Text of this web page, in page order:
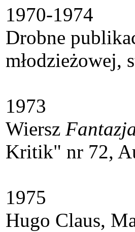
1970-1974
Drobne
młodzieżowej,
1973
Wiersz
Kritik" nr 72,
1975
Hugo Claus,